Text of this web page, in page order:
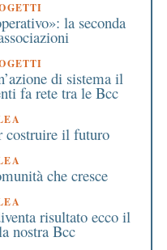
la seconda
di sistema il
fa rete tra le Bcc
costruire il futuro
che cresce
risultato ecco il
nostra Bcc